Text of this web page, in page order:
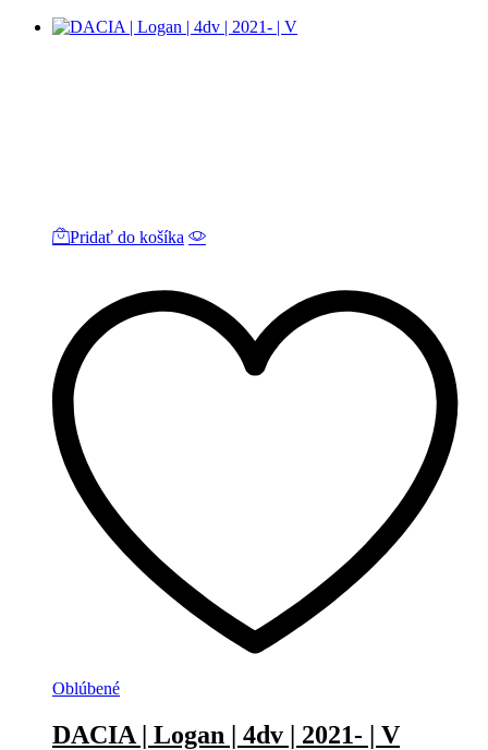
Pridať do košíka
Oblúbené
DACIA | Logan | 4dv | 2021- | V